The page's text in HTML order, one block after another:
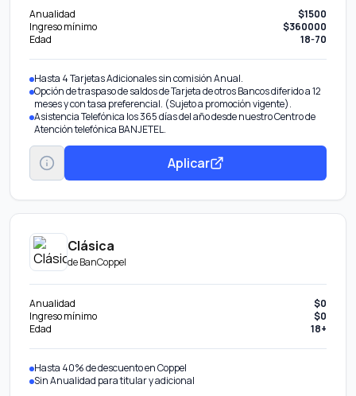
Anualidad
$1500
Ingreso mínimo
$360000
Edad
18-70
Hasta 4 Tarjetas Adicionales sin comisión Anual.
Opción de traspaso de saldos de Tarjeta de otros Bancos diferido a 12
meses y con tasa preferencial. (Sujeto a promoción vigente).
Asistencia Telefónica los 365 días del año desde nuestro Centro de
Atención telefónica BANJETEL.
Aplicar
Clásica
deBanCoppel
Anualidad
$0
Ingreso mínimo
$0
Edad
18+
Hasta 40% de descuento en Coppel
Sin Anualidad para titular y adicional